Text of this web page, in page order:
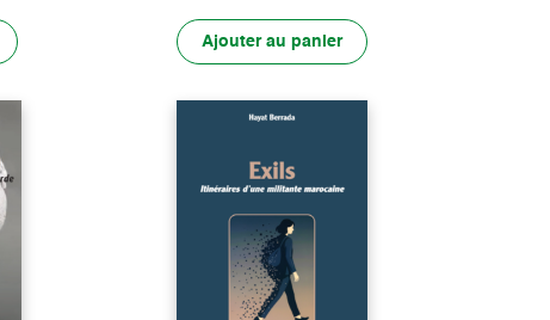
Ajouter au panier